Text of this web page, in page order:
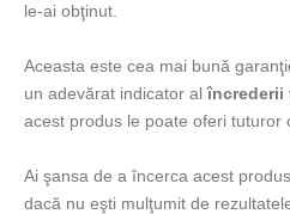
le-ai obţinut.
Aceasta este cea mai bună
un adevărat indicator alîncrederii
acest produs le poate oferi tuturor
Ai şansa de a încerca acest
dacă nu eşti mulţumit de